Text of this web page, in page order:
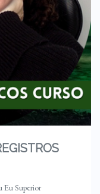
Eu Superior